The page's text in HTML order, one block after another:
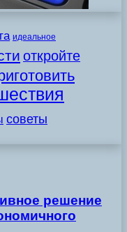
идеальное
откройте
советы
решение